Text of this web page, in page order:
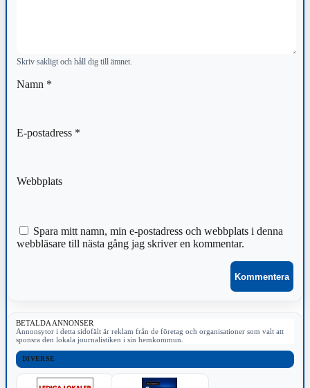
Skriv sakligt och håll dig till ämnet.
Namn *
E-postadress *
Webbplats
Spara mitt namn, min e-postadress och webbplats i denna
webbläsare till nästa gång jag skriver en kommentar.
BETALDA ANNONSER
Annonsytor i detta sidofält är reklam från de företag och organisationer som valt att
sponsra den lokala journalistiken i sin hemkommun.
DIVERSE